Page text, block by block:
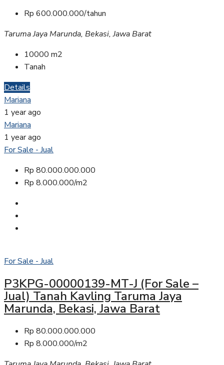
Rp 600.000.000/tahun
Taruma Jaya Marunda, Bekasi, Jawa Barat
10000 m2
Tanah
Details
Mariana
1 year ago
Mariana
1 year ago
For Sale - Jual
Rp 80.000.000.000
Rp 8.000.000/m2
For Sale - Jual
P3KPG-00000139-MT-J (For Sale –
Jual) Tanah Kavling Taruma Jaya
Marunda, Bekasi, Jawa Barat
Rp 80.000.000.000
Rp 8.000.000/m2